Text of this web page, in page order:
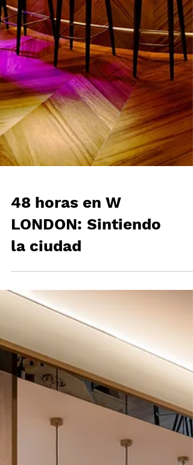
48 horas en W
LONDON: Sintiendo